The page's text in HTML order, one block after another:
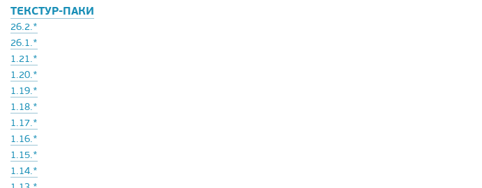
ТЕКСТУР-ПАКИ
26.2.*
26.1.*
1.21.*
1.20.*
1.19.*
1.18.*
1.17.*
1.16.*
1.15.*
1.14.*